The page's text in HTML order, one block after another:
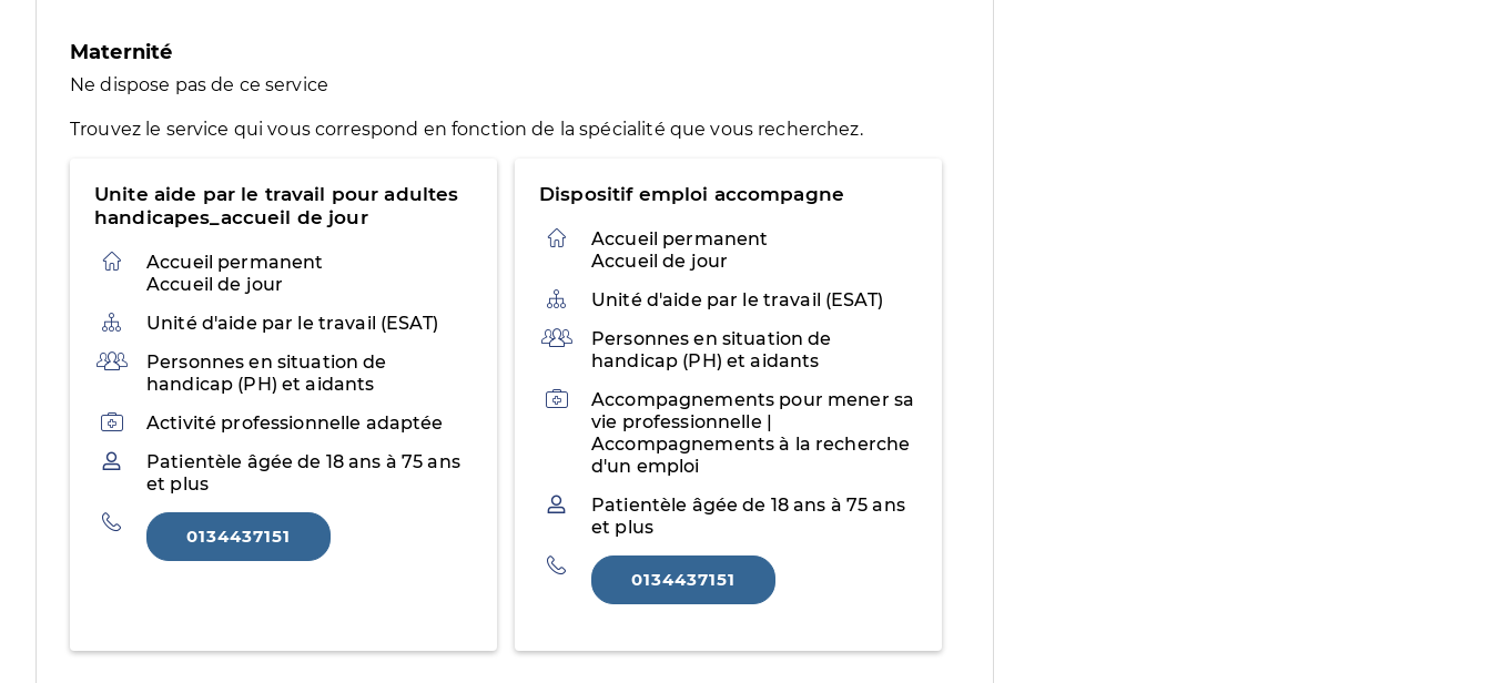
Maternité
Ne dispose pas de ce service
Trouvez le service qui vous correspond en fonction de la spécialité que vous recherchez.
Unite aide par le travail pour adultes
handicapes_accueil de jour
Accueil permanent
Accueil de jour
Organisation
Unité d'aide par le travail (ESAT)
PublicPersonnes en situation de
handicap (PH) et aidants
ActivitésActivité professionnelle adaptée
PatientèlePatientèle âgée de 18 ans à 75 ans
et plus
Téléphone
0134437151
Dispositif emploi accompagne
Accueil permanent
Accueil de jour
Organisation
Unité d'aide par le travail (ESAT)
PublicPersonnes en situation de
handicap (PH) et aidants
ActivitésAccompagnements pour mener sa
vie professionnelle |
Accompagnements à la recherche
d'un emploi
PatientèlePatientèle âgée de 18 ans à 75 ans
et plus
Téléphone
0134437151